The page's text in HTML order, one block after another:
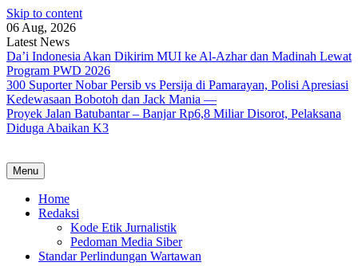
Skip to content
06 Aug, 2026
Latest News
Da’i Indonesia Akan Dikirim MUI ke Al-Azhar dan Madinah Lewat
Program PWD 2026
300 Suporter Nobar Persib vs Persija di Pamarayan, Polisi Apresiasi
Kedewasaan Bobotoh dan Jack Mania —
Proyek Jalan Batubantar – Banjar Rp6,8 Miliar Disorot, Pelaksana
Diduga Abaikan K3
Menu
Home
Redaksi
Kode Etik Jurnalistik
Pedoman Media Siber
Standar Perlindungan Wartawan